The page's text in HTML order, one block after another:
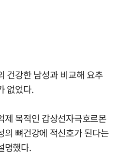
건강한 남성과 비교해 요추
없었다.
제 목적인 갑상선자극호르몬
의 뼈건강에 적신호가 된다는
명했다.